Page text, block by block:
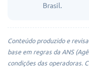
Brasil.
Conteúdo produzido e
base em regras da ANS
condições das operadoras.